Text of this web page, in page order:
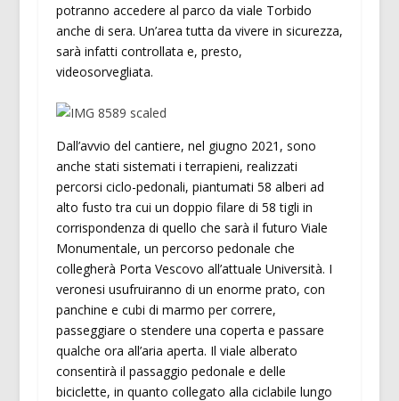
potranno accedere al parco da viale Torbido
anche di sera. Un’area tutta da vivere in sicurezza,
sarà infatti controllata e, presto,
videosorvegliata.
Dall’avvio del cantiere, nel giugno 2021, sono
anche stati sistemati i terrapieni, realizzati
percorsi ciclo-pedonali, piantumati 58 alberi ad
alto fusto tra cui un doppio filare di 58 tigli in
corrispondenza di quello che sarà il futuro Viale
Monumentale, un percorso pedonale che
collegherà Porta Vescovo all’attuale Università. I
veronesi usufruiranno di un enorme prato, con
panchine e cubi di marmo per correre,
passeggiare o stendere una coperta e passare
qualche ora all’aria aperta. Il viale alberato
consentirà il passaggio pedonale e delle
biciclette, in quanto collegato alla ciclabile lungo